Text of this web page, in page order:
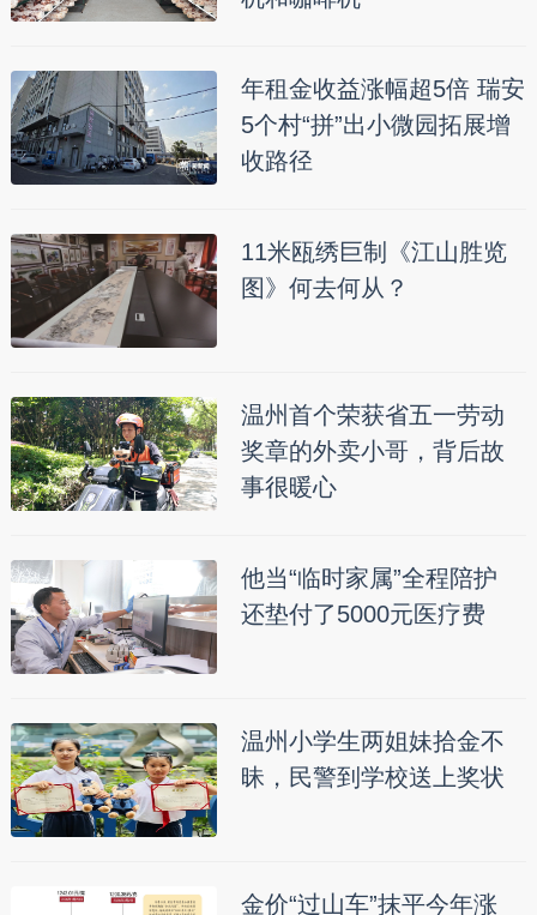
年租金收益涨幅超5倍 瑞安
5个村“拼”出小微园拓展增
收路径
11米瓯绣巨制《江山胜览
图》何去何从？
温州首个荣获省五一劳动
奖章的外卖小哥，背后故
事很暖心
他当“临时家属”全程陪护
还垫付了5000元医疗费
温州小学生两姐妹拾金不
昧，民警到学校送上奖状
金价“过山车”抹平今年涨